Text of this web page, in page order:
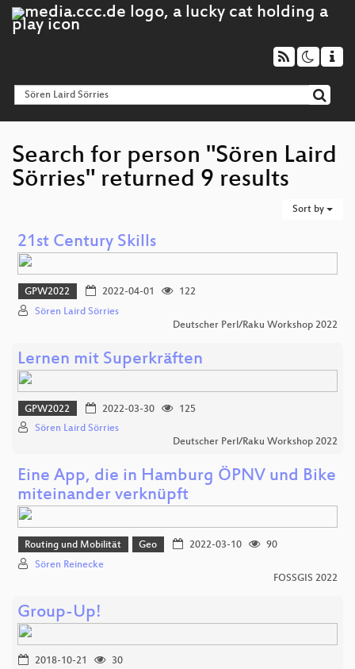
Search for person "Sören Laird
Sörries" returned 9 results
Sort by
21st Century Skills
GPW2022 2022-04-01
122
Sören Laird Sörries
Deutscher Perl/Raku Workshop 2022
Lernen mit Superkräften
GPW2022 2022-03-30
125
Sören Laird Sörries
Deutscher Perl/Raku Workshop 2022
Eine App, die in Hamburg ÖPNV und Bike
miteinander verknüpft
Routing und Mobilität Geo 2022-03-10
90
Sören Reinecke
FOSSGIS 2022
Group-Up!
2018-10-21
30